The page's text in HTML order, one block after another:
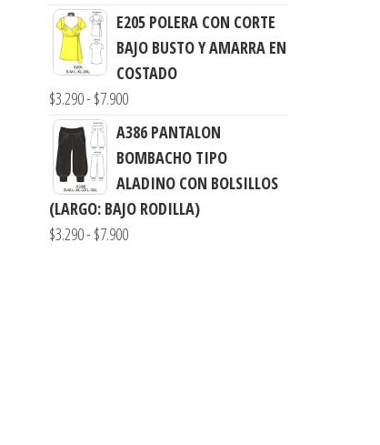
hasta
$7.990
de
precios:
$7.990
E205 POLERA CON CORTE
BAJO BUSTO Y AMARRA EN
COSTADO
$3.290- $7.900Rango
de
precios:
desde
$3.290
hasta
A386 PANTALON
BOMBACHO TIPO
ALADINO CON BOLSILLOS
(LARGO: BAJO RODILLA)
$3.290- $7.900Rango